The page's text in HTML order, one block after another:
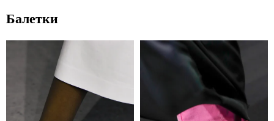
Балетки